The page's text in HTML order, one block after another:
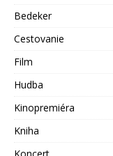
Bedeker
Cestovanie
Film
Hudba
Kinopremiéra
Kniha
Koncert